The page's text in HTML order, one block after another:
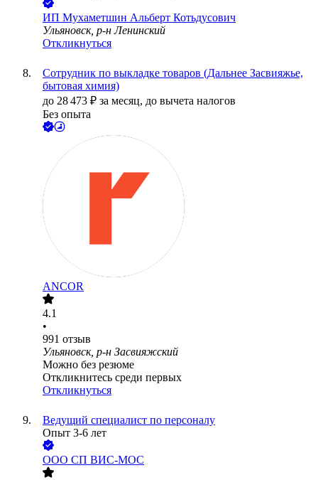
ИП Мухаметшин Альберт Котьдусович
Ульяновск, р-н Ленинский
Откликнуться
Сотрудник по выкладке товаров (Дальнее Засвияжье,
бытовая химия)
до 28 473 ₽ за месяц, до вычета налогов
Без опыта
ANCOR
4.1
•
991 отзыв
Ульяновск, р-н Засвияжский
Можно без резюме
Откликнитесь среди первых
Откликнуться
Ведущий специалист по персоналу
Опыт 3-6 лет
ООО СП ВИС-МОС